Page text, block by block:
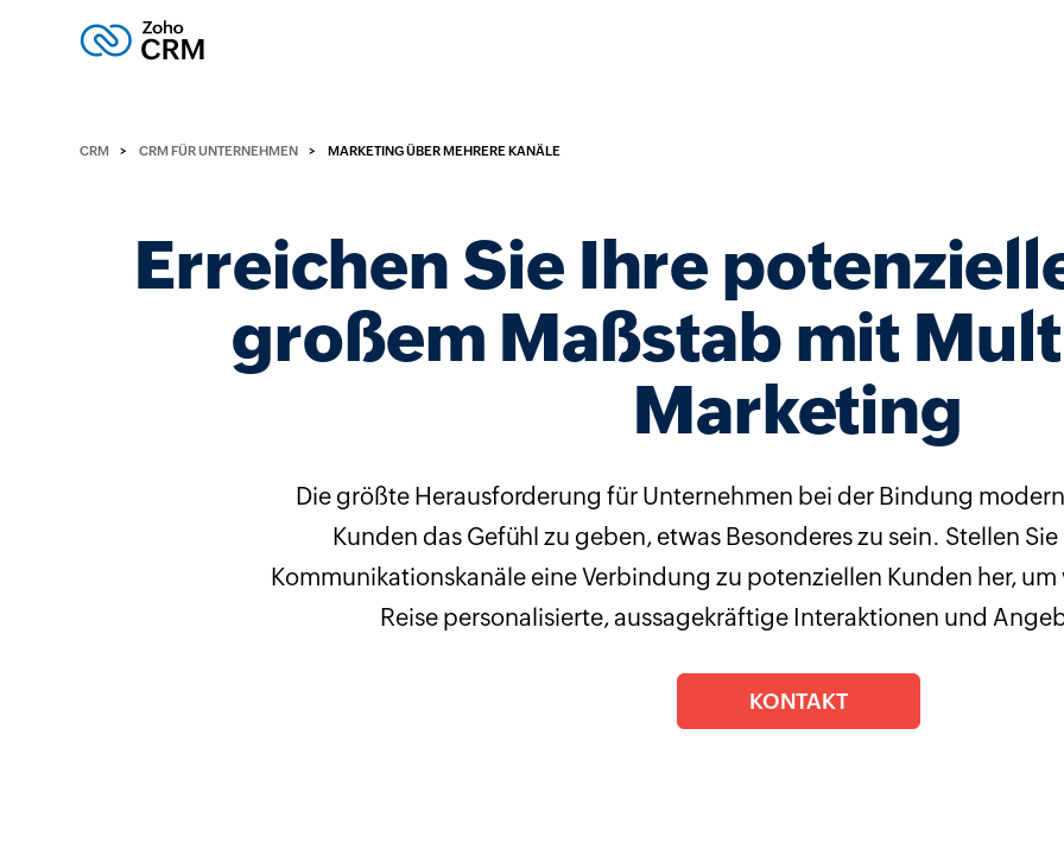
CRM CRM FÜR UNTERNEHMEN MARKETING ÜBER MEHRERE KANÄLE
Erreichen Sie Ihre
großem Maßstab mit
Marketing
Die größte Herausforderung für Unternehmen bei der Bindung
Kunden das Gefühl zu geben, etwas Besonderes zu sein. Stellen
Kommunikationskanäle eine Verbindung zu potenziellen Kunden her,
Reise personalisierte, aussagekräftige Interaktionen und
KONTAKT